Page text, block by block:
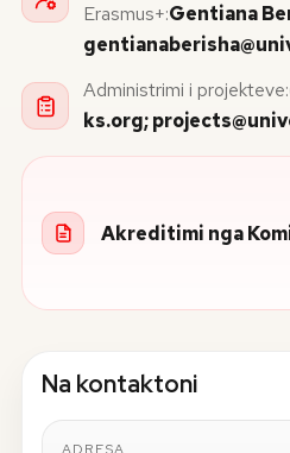
Erasmus+:Gentiana
Administrimi i projekteve:
ks.org;
Akreditimi nga
Na kontaktoni